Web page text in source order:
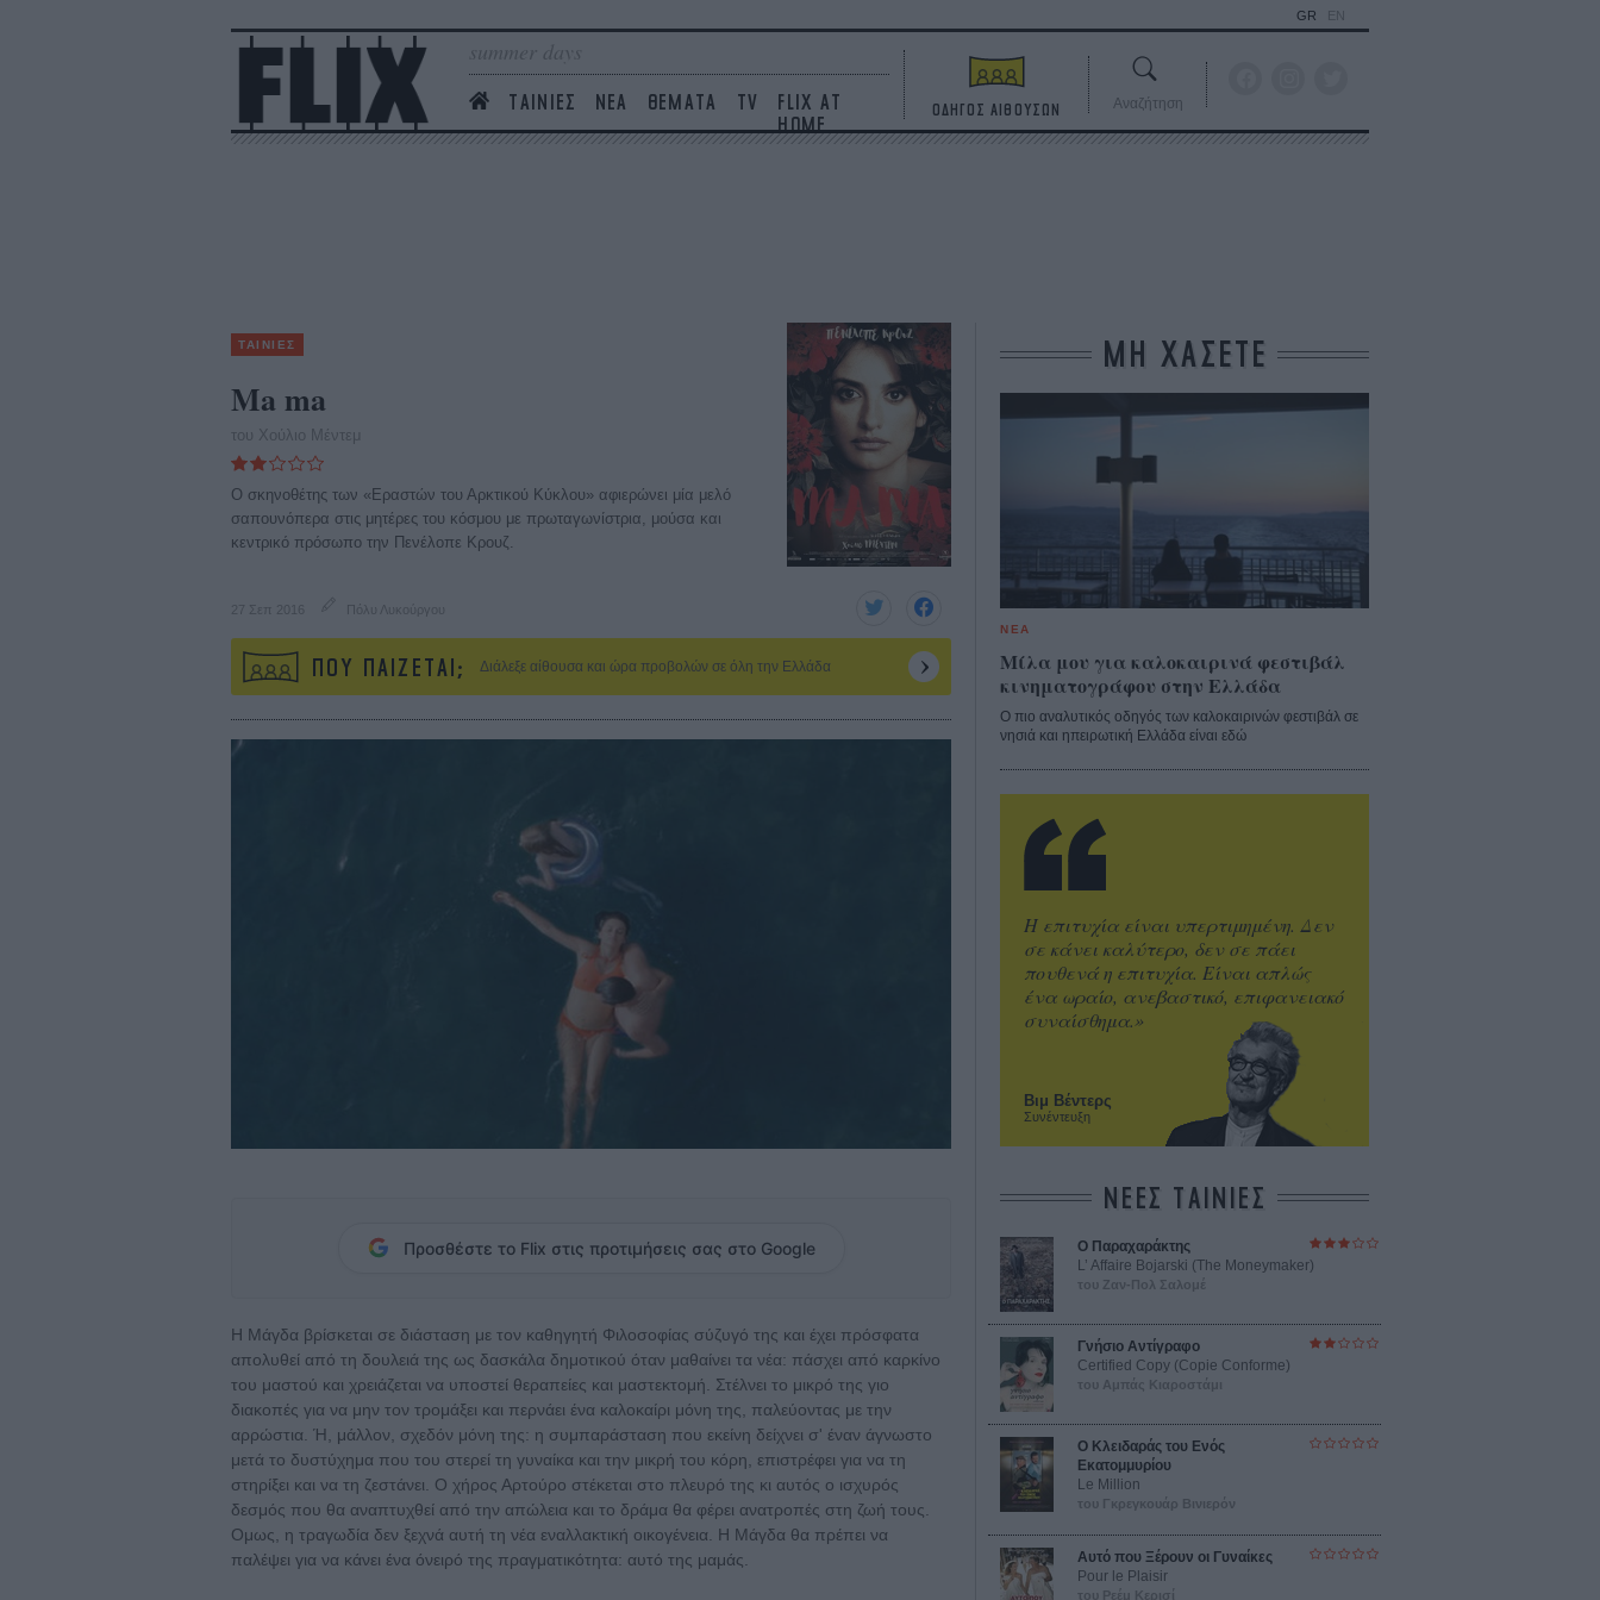
summer days
ΤΑΙΝΙΕΣ ΝΕΑ ΘΕΜΑΤΑ TV
FLIX AT
HOME
GR EN
ΟΔΗΓΟΣ ΑΙΘΟΥΣΩΝ Αναζήτηση
ΤΑΙΝΙΕΣ
Ma ma
του Χούλιο Μέντεμ
O σκηνοθέτης των «Εραστών του Αρκτικού Κύκλου» αφιερώνει μία μελό
σαπουνόπερα στις μητέρες του κόσμου με πρωταγωνίστρια, μούσα και
κεντρικό πρόσωπο την Πενέλοπε Κρουζ.
27 Σεπ 2016 Πόλυ Λυκούργου
ΠΟΥ ΠΑΙΖΕΤΑΙ; Διάλεξε αίθουσα και ώρα προβολών σε όλη την Ελλάδα
Προσθέστε το Flix στις προτιμήσεις σας στο Google
Η Μάγδα βρίσκεται σε διάσταση με τον καθηγητή Φιλοσοφίας σύζυγό της και έχει πρόσφατα
απολυθεί από τη δουλειά της ως δασκάλα δημοτικού όταν μαθαίνει τα νέα: πάσχει από καρκίνο
του μαστού και χρειάζεται να υποστεί θεραπείες και μαστεκτομή. Στέλνει το μικρό της γιο
διακοπές για να μην τον τρομάξει και περνάει ένα καλοκαίρι μόνη της, παλεύοντας με την
αρρώστια. Ή, μάλλον, σχεδόν μόνη της: η συμπαράσταση που εκείνη δείχνει σ' έναν άγνωστο
μετά το δυστύχημα που του στερεί τη γυναίκα και την μικρή του κόρη, επιστρέφει για να τη
στηρίξει και να τη ζεστάνει. Ο χήρος Αρτούρο στέκεται στο πλευρό της κι αυτός ο ισχυρός
δεσμός που θα αναπτυχθεί από την απώλεια και το δράμα θα φέρει ανατροπές στη ζωή τους.
Ομως, η τραγωδία δεν ξεχνά αυτή τη νέα εναλλακτική οικογένεια. Η Μάγδα θα πρέπει να
παλέψει για να κάνει ένα όνειρό της πραγματικότητα: αυτό της μαμάς.
ΜΗ ΧΑΣΕΤΕ
ΝΕΑ
Μίλα μου για καλοκαιρινά φεστιβάλ
κινηματογράφου στην Ελλάδα
Ο πιο αναλυτικός οδηγός των καλοκαιρινών φεστιβάλ σε
νησιά και ηπειρωτική Ελλάδα είναι εδώ
Βιμ Βέντερς
Συνέντευξη
Η επιτυχία είναι υπερτιμημένη. Δεν
σε κάνει καλύτερο, δεν σε πάει
πουθενά η επιτυχία. Είναι απλώς
ένα ωραίο, ανεβαστικό, επιφανειακό
συναίσθημα.»
ΝΕΕΣ ΤΑΙΝΙΕΣ
Ο Παραχαράκτης
L’ Affaire Bojarski (The Moneymaker)
του Ζαν-Πολ Σαλομέ
Γνήσιο Αντίγραφο
Certified Copy (Copie Conforme)
του Αμπάς Κιαροστάμι
Ο Κλειδαράς του Ενός
Εκατομμυρίου
Le Million
του Γκρεγκουάρ Βινιερόν
Αυτό που Ξέρουν οι Γυναίκες
Pour le Plaisir
του Ρεέμ Κερισί